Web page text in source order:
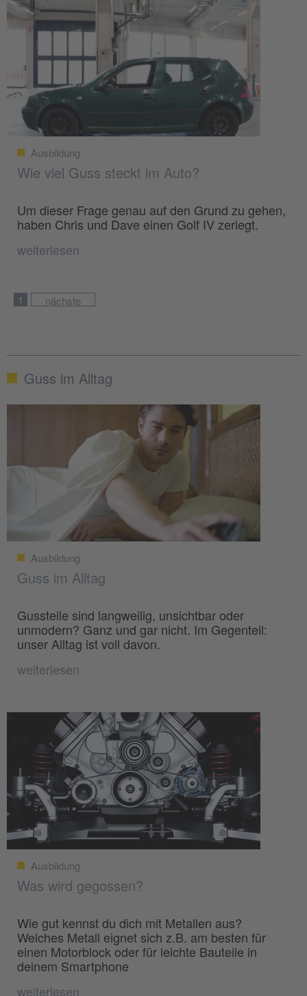
Ausbildung
Wie viel Guss steckt im Auto?
Um dieser Frage genau auf den Grund zu gehen,
haben Chris und Dave einen Golf IV zerlegt.
weiterlesen
1 nächste
Guss im Alltag
Ausbildung
Guss im Alltag
Gussteile sind langweilig, unsichtbar oder
unmodern? Ganz und gar nicht. Im Gegenteil:
unser Alltag ist voll davon.
weiterlesen
Ausbildung
Was wird gegossen?
Wie gut kennst du dich mit Metallen aus?
Welches Metall eignet sich z.B. am besten für
einen Motorblock oder für leichte Bauteile in
deinem Smartphone
weiterlesen